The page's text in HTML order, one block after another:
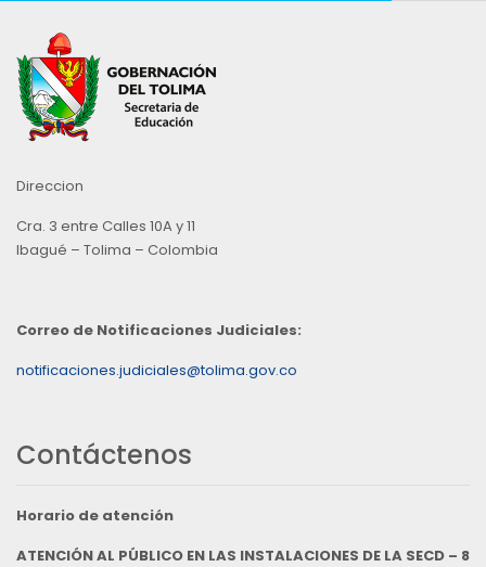
Direccion
Cra. 3 entre Calles 10A y 11
Ibagué – Tolima – Colombia
Correo de Notificaciones Judiciales:
notificaciones.judiciales@tolima.gov.co
Contáctenos
Horario de atención
ATENCIÓN AL PÚBLICO EN LAS INSTALACIONES DE LA SECD – 8